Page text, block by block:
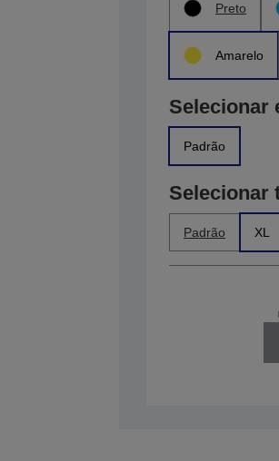
Preto
Amarelo
Selecionar
Padrão
Selecionar
Padrão XL